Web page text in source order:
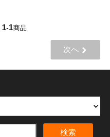
1-1商品
次へ
検索